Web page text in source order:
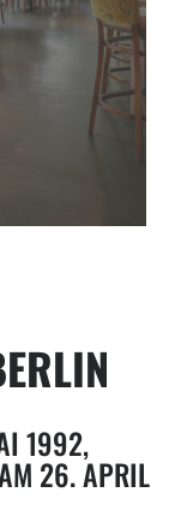
1992,
26. APRIL